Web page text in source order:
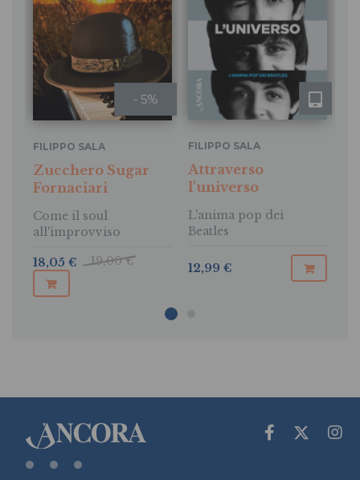
- 5%
FILIPPO SALA
Zucchero Sugar
Fornaciari
Come il soul
all'improvviso
19,00 €
18,05 €
FILIPPO SALA
Attraverso
l'universo
L'anima pop dei
Beatles
12,99 €